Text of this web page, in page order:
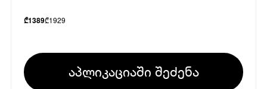
₾1389₾1929
აპლიკაციაში შეძენა